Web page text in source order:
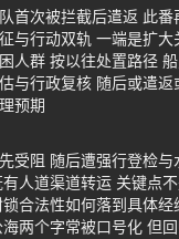
首次被拦截后遣返 此
与行动双轨 一端是扩
人群 按以往处置路径
与行政复核 随后或遣
预期
受阻 随后遭强行登检
人道渠道转运 关键点
合法性如何落到具体
两个字常被口号化 但